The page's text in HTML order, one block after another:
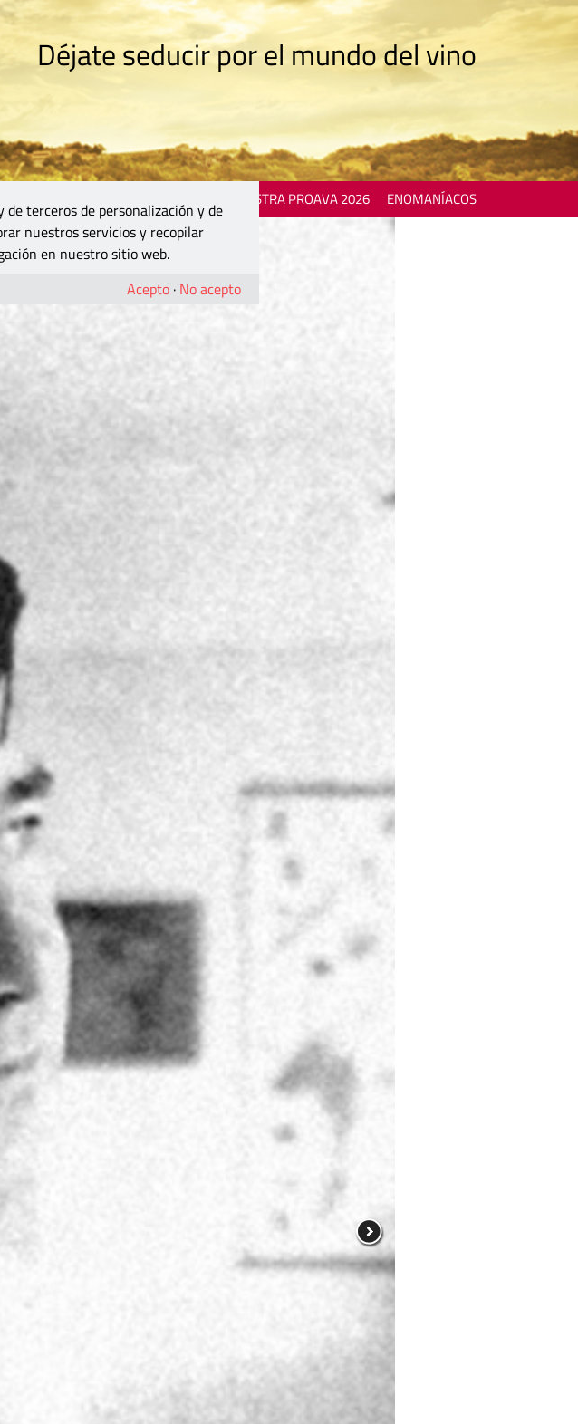
Déjate seducir por el mundo del vino
MOSTRA PROAVA 2026 ENOMANÍACOS
terceros de personalización y de
nuestros servicios y recopilar
en nuestro sitio web.
Acepto · No acepto